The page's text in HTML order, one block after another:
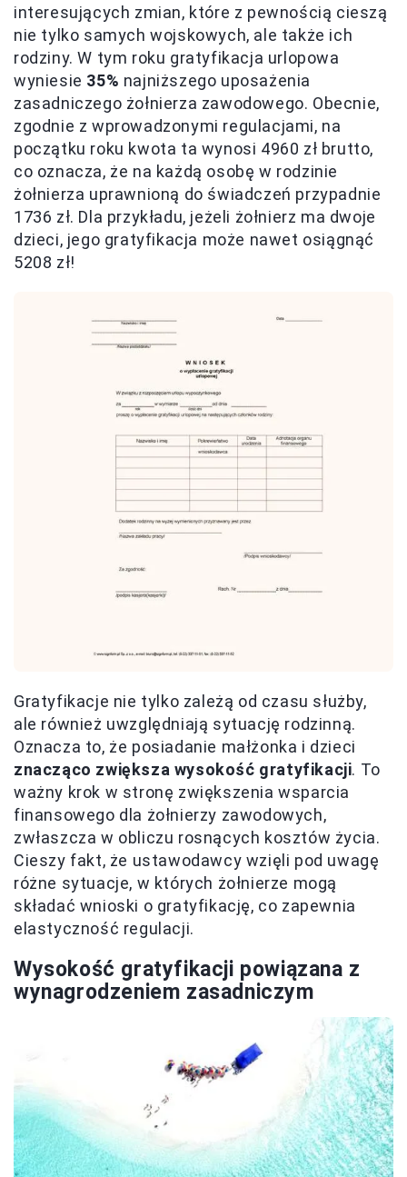
interesujących zmian, które z pewnością cieszą
nie tylko samych wojskowych, ale także ich
rodziny. W tym roku gratyfikacja urlopowa
wyniesie 35% najniższego uposażenia
zasadniczego żołnierza zawodowego. Obecnie,
zgodnie z wprowadzonymi regulacjami, na
początku roku kwota ta wynosi 4960 zł brutto,
co oznacza, że na każdą osobę w rodzinie
żołnierza uprawnioną do świadczeń przypadnie
1736 zł. Dla przykładu, jeżeli żołnierz ma dwoje
dzieci, jego gratyfikacja może nawet osiągnąć
5208 zł!
Gratyfikacje nie tylko zależą od czasu służby,
ale również uwzględniają sytuację rodzinną.
Oznacza to, że posiadanie małżonka i dzieci
znacząco zwiększa wysokość gratyfikacji. To
ważny krok w stronę zwiększenia wsparcia
finansowego dla żołnierzy zawodowych,
zwłaszcza w obliczu rosnących kosztów życia.
Cieszy fakt, że ustawodawcy wzięli pod uwagę
różne sytuacje, w których żołnierze mogą
składać wnioski o gratyfikację, co zapewnia
elastyczność regulacji.
Wysokość gratyfikacji powiązana z
wynagrodzeniem zasadniczym